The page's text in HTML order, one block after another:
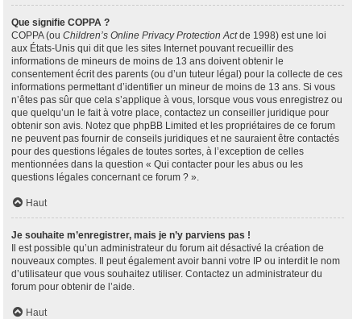
Que signifie COPPA ?
COPPA (ou Children’s Online Privacy Protection Actde 1998) est une loi
aux États-Unis qui dit que les sites Internet pouvant recueillir des
informations de mineurs de moins de 13 ans doivent obtenir le
consentement écrit des parents (ou d’un tuteur légal) pour la collecte de ces
informations permettant d’identifier un mineur de moins de 13 ans. Si vous
n’êtes pas sûr que cela s’applique à vous, lorsque vous vous enregistrez ou
que quelqu’un le fait à votre place, contactez un conseiller juridique pour
obtenir son avis. Notez que phpBB Limited et les propriétaires de ce forum
ne peuvent pas fournir de conseils juridiques et ne sauraient être contactés
pour des questions légales de toutes sortes, à l’exception de celles
mentionnées dans la question « Qui contacter pour les abus ou les
questions légales concernant ce forum ? ».
Haut
Je souhaite m’enregistrer, mais je n’y parviens pas !
Il est possible qu’un administrateur du forum ait désactivé la création de
nouveaux comptes. Il peut également avoir banni votre IP ou interdit le nom
d’utilisateur que vous souhaitez utiliser. Contactez un administrateur du
forum pour obtenir de l’aide.
Haut